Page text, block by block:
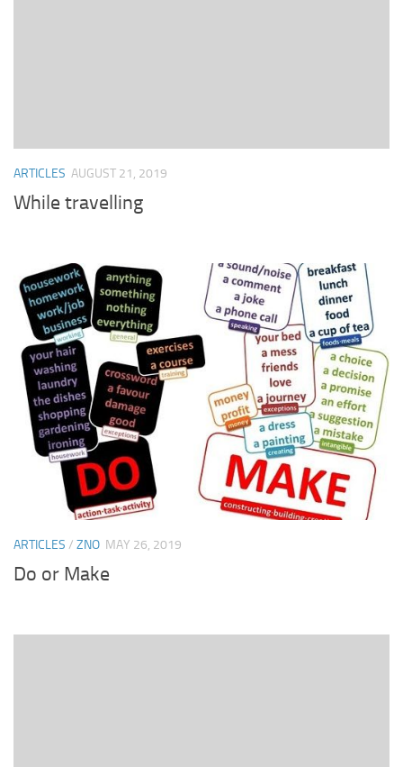
ARTICLES AUGUST 21, 2019
While travelling
ARTICLES / ZNO MAY 26, 2019
Do or Make